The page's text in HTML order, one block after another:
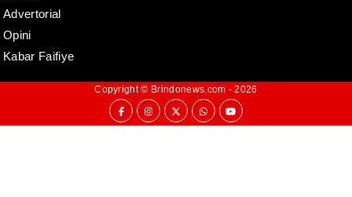
Advertorial
Opini
Kabar Faifiye
Copyright © Brindonews.com - 2026